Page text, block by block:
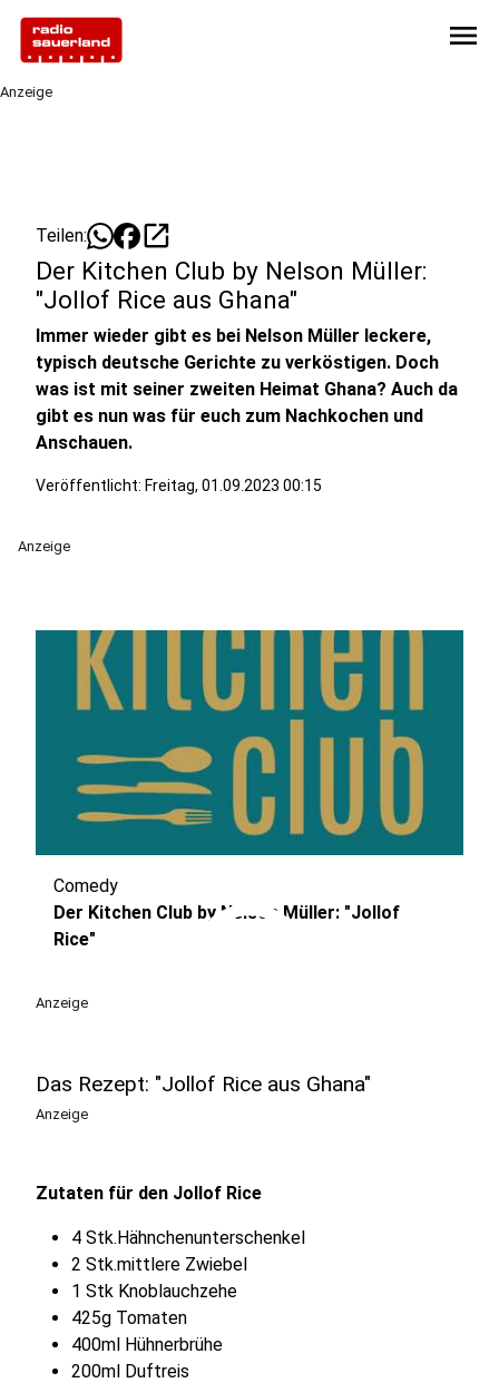
menu
Anzeige
Teilen: open_in_new
Der Kitchen Club by Nelson Müller:
"Jollof Rice aus Ghana"
Immer wieder gibt es bei Nelson Müller leckere,
typisch deutsche Gerichte zu verköstigen. Doch
was ist mit seiner zweiten Heimat Ghana? Auch da
gibt es nun was für euch zum Nachkochen und
Anschauen.
Veröffentlicht: Freitag, 01.09.2023 00:15
Anzeige
play_circle
Comedy
Der Kitchen Club by Nelson Müller: "Jollof
Rice"
Anzeige
Das Rezept: "Jollof Rice aus Ghana"
Anzeige
Zutaten für den Jollof Rice
4 Stk.Hähnchenunterschenkel
2 Stk.mittlere Zwiebel
1 Stk Knoblauchzehe
425g Tomaten
400ml Hühnerbrühe
200ml Duftreis